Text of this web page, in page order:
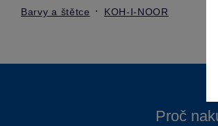
Barvy a štětce KOH-I-NOOR
Proč